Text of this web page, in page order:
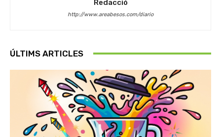
Redacció
http://www.areabesos.com/diario
ÚLTIMS ARTICLES